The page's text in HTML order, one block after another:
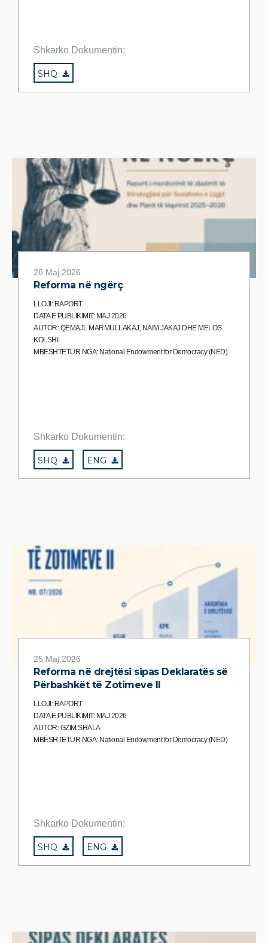
Shkarko Dokumentin:
SHQ
26 Maj,2026
Reforma në ngërç
LLOJI: RAPORT
DATA E PUBLIKIMIT: MAJ 2026
AUTOR: QEMAJL MARMULLAKAJ, NAIM JAKAJ DHE MELOS
KOLSHI
MBËSHTETUR NGA: National Endowment for Democracy (NED)
Shkarko Dokumentin:
SHQ ENG
25 Maj,2026
Reforma në drejtësi sipas Deklaratës së
Përbashkët të Zotimeve II
LLOJI: RAPORT
DATA E PUBLIKIMIT: MAJ 2026
AUTOR: GZIM SHALA
MBËSHTETUR NGA: National Endowment for Democracy (NED)
Shkarko Dokumentin:
SHQ ENG